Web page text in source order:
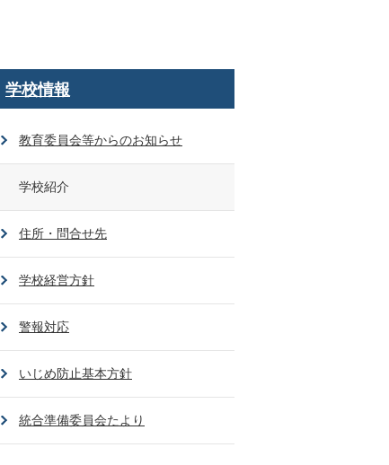
学校情報
教育委員会等からのお知らせ
学校紹介
住所・問合せ先
学校経営方針
警報対応
いじめ防止基本方針
統合準備委員会たより